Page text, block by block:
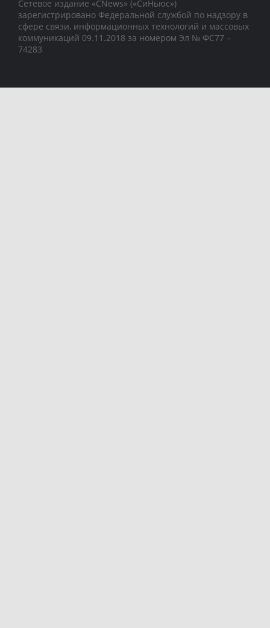
Сетевое издание «CNews» («СиНьюс»)
зарегистрировано Федеральной службой по надзору в
сфере связи, информационных технологий и массовых
коммуникаций 09.11.2018 за номером Эл № ФС77 –
74283